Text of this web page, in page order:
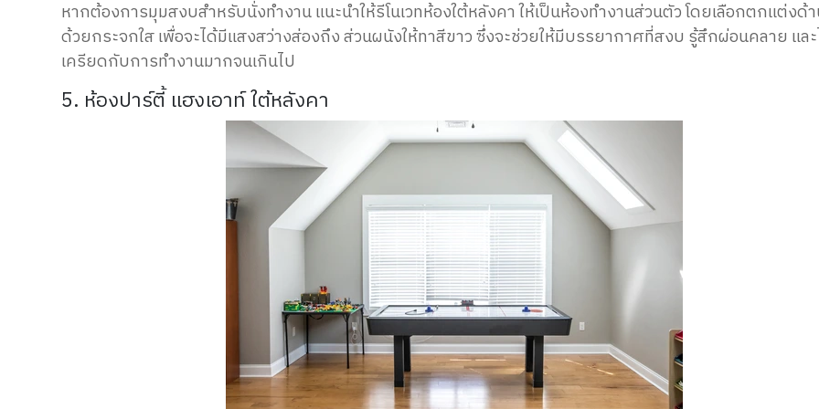
หากต้องการมุมสงบสำหรับนั่งทำงาน แนะนำให้รีโนเวทห้องใต้หลังคา ให้เป็นห้องทำงานส่วนตัว โดยเลือกตกแต่งด้
ด้วยกระจกใส เพื่อจะได้มีแสงสว่างส่องถึง ส่วนผนังให้ทาสีขาว ซึ่งจะช่วยให้มีบรรยากาศที่สงบ รู้สึกผ่อนคลาย และ
เครียดกับการทำงานมากจนเกินไป
5. ห้องปาร์ตี้ แฮงเอาท์ ใต้หลังคา